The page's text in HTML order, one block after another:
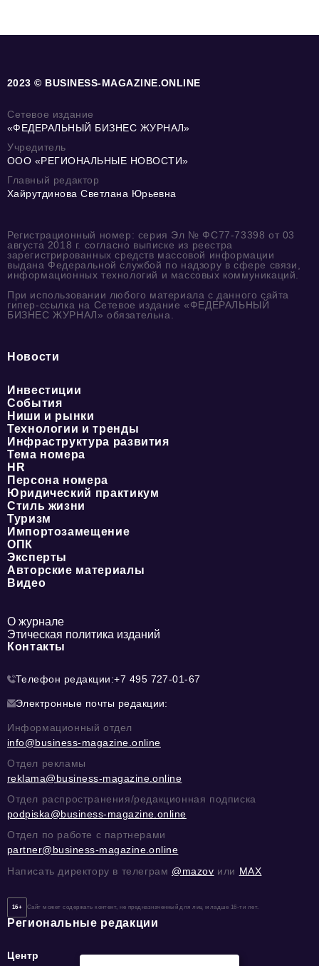
2023 © BUSINESS-MAGAZINE.ONLINE
Сетевое издание
«ФЕДЕРАЛЬНЫЙ БИЗНЕС ЖУРНАЛ»
Учредитель
ООО «РЕГИОНАЛЬНЫЕ НОВОСТИ»
Главный редактор
Хайрутдинова Светлана Юрьевна
Регистрационный номер: серия Эл № ФС77-73398 от 03
августа 2018 г. согласно выписке из реестра
зарегистрированных средств массовой информации
выдана Федеральной службой по надзору в сфере связи,
информационных технологий и массовых коммуникаций.
При использовании любого материала с данного сайта
гипер-ссылка на Сетевое издание «ФЕДЕРАЛЬНЫЙ
БИЗНЕС ЖУРНАЛ» обязательна.
Новости
Инвестиции
События
Ниши и рынки
Технологии и тренды
Инфраструктура развития
Тема номера
HR
Персона номера
Юридический практикум
Стиль жизни
Туризм
Импортозамещение
ОПК
Эксперты
Авторские материалы
Видео
О журнале
Этическая политика изданий
Контакты
Телефон редакции:+7 495 727-01-67
Электронные почты редакции:
Информационный отдел
info@business-magazine.online
Отдел рекламы
reklama@business-magazine.online
Отдел распространения/редакционная подписка
podpiska@business-magazine.online
Отдел по работе с партнерами
partner@business-magazine.online
Написать директору в телеграм @mazov или MAX
16+ Сайт может содержать контент, не предназначенный для лиц младше 16-ти лет.
Региональные редакции
Центр